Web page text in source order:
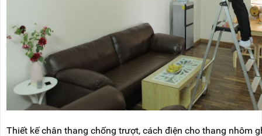
Thiết kế chân thang chống trượt, cách điện cho thang nhôm